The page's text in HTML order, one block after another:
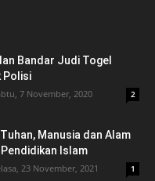
Bandar Judi Togel
Polisi
7 November, 2020 2
Manusia dan Alam
Islam
23 November, 2021 1